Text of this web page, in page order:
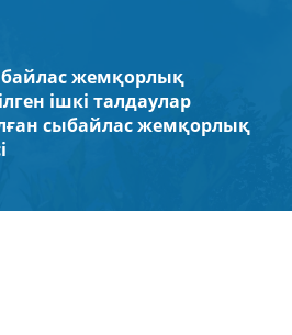
жемқорлық
ішкі талдаулар
сыбайлас жемқорлық